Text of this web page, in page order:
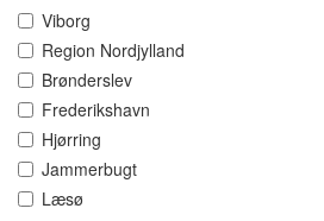
Viborg
Region Nordjylland
Brønderslev
Frederikshavn
Hjørring
Jammerbugt
Læsø